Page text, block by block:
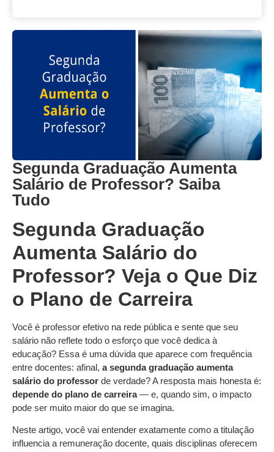
Segunda Graduação Aumenta
Salário de Professor? Saiba
Tudo
Segunda Graduação
Aumenta Salário do
Professor? Veja o Que Diz
o Plano de Carreira
Você é professor efetivo na rede pública e sente que seu
salário não reflete todo o esforço que você dedica à
educação? Essa é uma dúvida que aparece com frequência
entre docentes: afinal, a segunda graduação aumenta
salário do professor de verdade? A resposta mais honesta é:
depende do plano de carreira— e, quando sim, o impacto
pode ser muito maior do que se imagina.
Neste artigo, você vai entender exatamente como a titulação
influencia a remuneração docente, quais disciplinas oferecem